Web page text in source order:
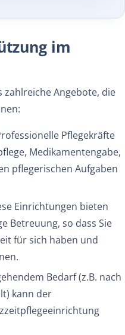
im
zahlreiche Angebote, die
Pflegekräfte
Medikamentengabe,
pflegerischen Aufgaben
Einrichtungen bieten
Betreuung, so dass Sie
für sich haben und
Bedarf (z.B. nach
kann der